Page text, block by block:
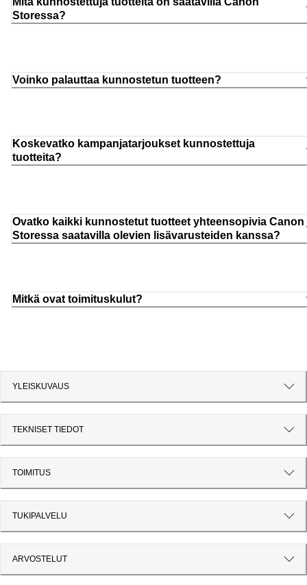
Storessa?
Voinko palauttaa kunnostetun tuotteen?
Koskevatko kampanjatarjoukset kunnostettuja
tuotteita?
Ovatko kaikki kunnostetut tuotteet yhteensopivia Canon
Storessa saatavilla olevien lisävarusteiden kanssa?
Mitkä ovat toimituskulut?
YLEISKUVAUS
TEKNISET TIEDOT
TOIMITUS
TUKIPALVELU
ARVOSTELUT